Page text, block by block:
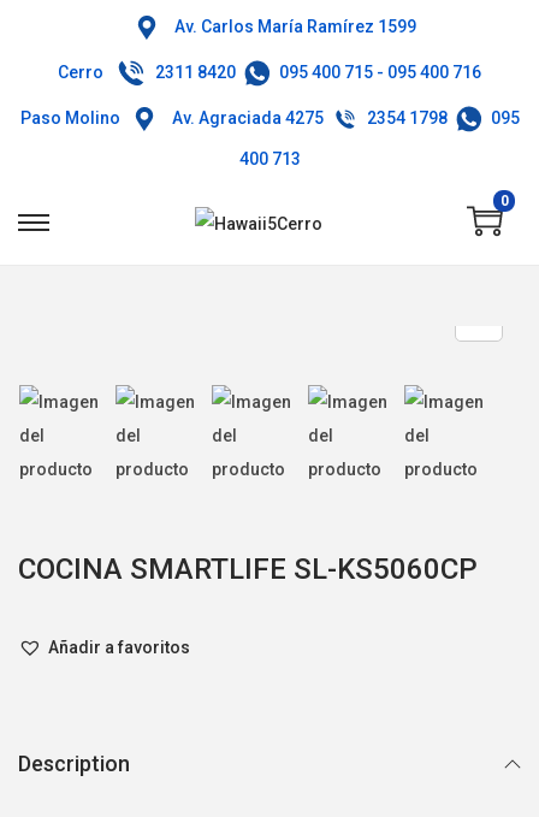
Av. Carlos María Ramírez 1599
Cerro 2311 8420 095 400 715 - 095 400 716
Paso Molino Av. Agraciada 4275 2354 1798 095
400 713
0
COCINA SMARTLIFE SL-KS5060CP
Añadir a favoritos
Description